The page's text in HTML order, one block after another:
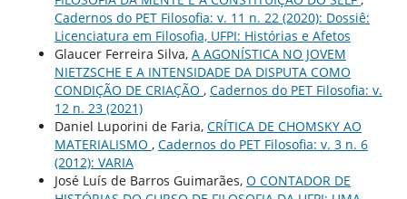
Cadernos do PET Filosofia: v. 11 n. 22 (2020): Dossiê:
Licenciatura em Filosofia, UFPI: Histórias e Afetos
Glaucer Ferreira Silva, A AGONÍSTICA NO JOVEM
NIETZSCHE E A INTENSIDADE DA DISPUTA COMO
CONDIÇÃO DE CRIAÇÃO , Cadernos do PET Filosofia: v.
12 n. 23 (2021)
Daniel Luporini de Faria, CRÍTICA DE CHOMSKY AO
MATERIALISMO , Cadernos do PET Filosofia: v. 3 n. 6
(2012): VARIA
José Luís de Barros Guimarães, O CONTADOR DE